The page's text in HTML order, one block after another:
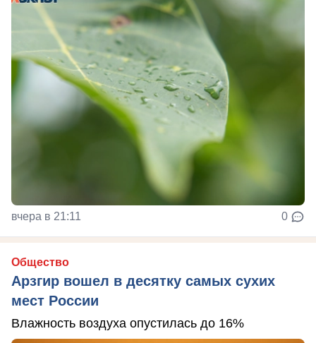
вчера в 21:11 0
Общество
Арзгир вошел в десятку самых сухих
мест России
Влажность воздуха опустилась до 16%